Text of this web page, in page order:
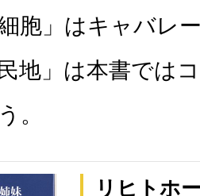
胞」はキャバレ
地」は本書では
。
リヒトホ